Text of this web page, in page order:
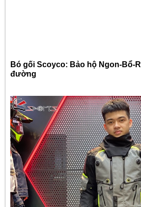
Bó gối Scoyco: Bảo hộ Ngon-Bổ-
đường